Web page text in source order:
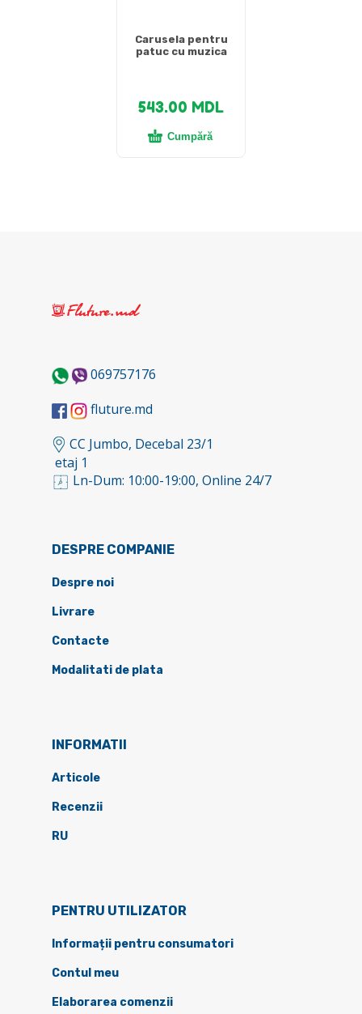
Carusela pentru
patuc cu muzica
543.00 MDL
Cumpără
069757176
fluture.md
CC Jumbo, Decebal 23/1
etaj 1
Ln-Dum: 10:00-19:00, Online 24/7
DESPRE COMPANIE
Despre noi
Livrare
Contacte
Modalitati de plata
INFORMATII
Articole
Recenzii
RU
PENTRU UTILIZATOR
Informații pentru consumatori
Contul meu
Elaborarea comenzii